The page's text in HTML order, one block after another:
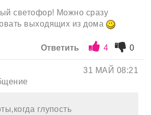
светофор! Можно сразу
выходящих из дома
Ответить 4 0
31 МАЙ 08:21
глупость